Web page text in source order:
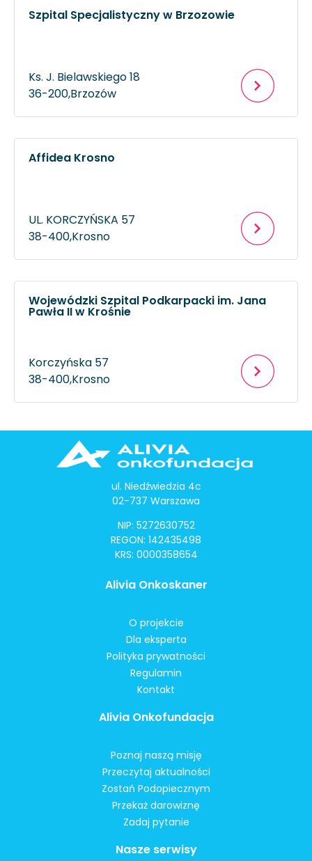
Szpital Specjalistyczny w Brzozowie
Ks. J. Bielawskiego 18
36-200,Brzozów
Affidea Krosno
UL. KORCZYŃSKA 57
38-400,Krosno
Wojewódzki Szpital Podkarpacki im. Jana
Pawła II w Krośnie
Korczyńska 57
38-400,Krosno
ul. Niedźwiedzia 4c
02-737 Warszawa
NIP: 5272630752
REGON: 142435498
KRS: 0000358654
Alivia Onkoskaner
O projekcie
Dla eksperta
Polityka prywatności
Regulamin
Kontakt
Alivia Onkofundacja
Poznaj naszą misję
Przeczytaj aktualności
Zostań Podopiecznym
Przekaż darowiznę
Zadaj pytanie
Nasze serwisy